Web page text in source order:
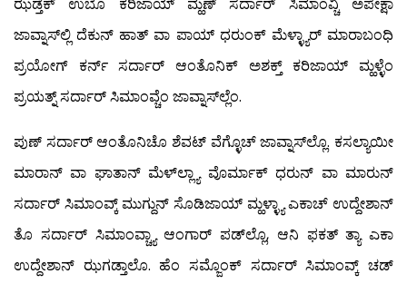
ಜಾವ್ನಾಸ್‍ಲ್ಲಿ ದೆಕುನ್ ಹಾತ್ ವಾ ಪಾಯ್ ಧರುಂಕ್ ಮೆಳ್ಳ್ಯಾರ್ ಮಾರಾಬಂಧಿ
ಪ್ರಯೋಗ್ ಕರ್ನ್ ಸರ್ದಾರ್ ಆಂತೊನಿಕ್ ಅಶಕ್ತ್ ಕರಿಜಾಯ್ ಮ್ಹಳ್ಳೆಂ
ಪ್ರಯತ್ನ್ ಸರ್ದಾರ್ ಸಿಮಾಂವ್ಚೆಂ ಜಾವ್ನಾಸ್‍ಲ್ಲೆಂ.
ಪುಣ್ ಸರ್ದಾರ್ ಆಂತೊನಿಚೊ ಶೆವಟ್ ವೆಗ್ಳೊಚ್ ಜಾವ್ನಾಸ್‍ಲ್ಲೊ. ಕಸಲ್ಯಾಯೀ
ಮಾರಾನ್ ವಾ ಘಾತಾನ್ ಮೆಳ್‍ಲ್ಲ್ಯಾ ವೊರ್ಮಾಕ್ ಧರುನ್ ವಾ ಮಾರುನ್
ಸರ್ದಾರ್ ಸಿಮಾಂವ್ಕ್ ಮುಗ್ದುನ್ ಸೊಡಿಜಾಯ್ ಮ್ಹಳ್ಳ್ಯಾ ಎಕಾಚ್ ಉದ್ದೇಶಾನ್
ತೊ ಸರ್ದಾರ್ ಸಿಮಾಂವ್ಚ್ಯಾ ಆಂಗಾರ್ ಪಡ್‍ಲ್ಲೊ, ಆನಿ ಫಕತ್ ತ್ಯಾ ಎಕಾ
ಉದ್ದೇಶಾನ್ ಝಗಡ್ತಾಲೊ. ಹೆಂ ಸಮ್ಜೊಂಕ್ ಸರ್ದಾರ್ ಸಿಮಾಂವ್ಕ್ ಚಡ್